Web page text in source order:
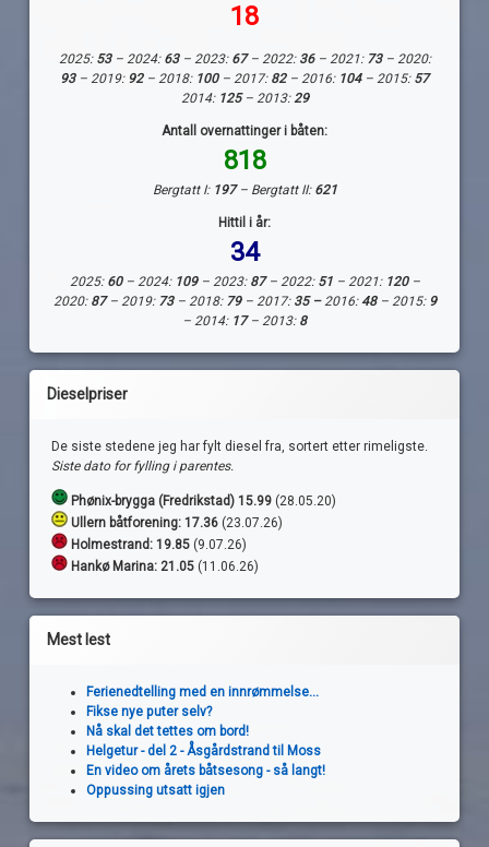
18
2025: 53– 2024:63– 2023: 67– 2022: 36– 2021: 73– 2020:
93– 2019: 92– 2018: 100 – 2017: 82– 2016: 104– 2015: 57
2014: 125– 2013:29
Antall overnattinger i båten:
818
Bergtatt I: 197– Bergtatt II: 621
Hittil i år:
34
2025: 60– 2024: 109– 2023: 87– 2022: 51– 2021: 120–
2020: 87– 2019: 73– 2018: 79– 2017: 35 –2016:48– 2015: 9
– 2014: 17– 2013: 8
Dieselpriser
De siste stedene jeg har fylt diesel fra, sortert etter rimeligste.
Siste dato for fylling i parentes.
Phønix-brygga (Fredrikstad) 15.99 (28.05.20)
Ullern båtforening: 17.36 (23.07.26)
Holmestrand: 19.85 (9.07.26)
Hankø Marina: 21.05 (11.06.26)
Mest lest
Ferienedtelling med en innrømmelse...
Fikse nye puter selv?
Nå skal det tettes om bord!
Helgetur - del 2 - Åsgårdstrand til Moss
En video om årets båtsesong - så langt!
Oppussing utsatt igjen